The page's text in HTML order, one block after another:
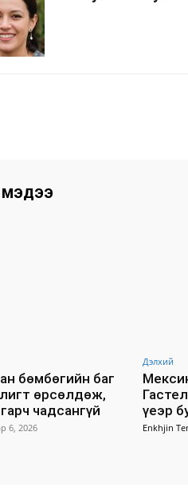
МЭДЭЭ
бөмбөгийн баг
өрсөлдөж,
чадсангүй
6, 2026
Дэлхий
үеэр
Enkhjin